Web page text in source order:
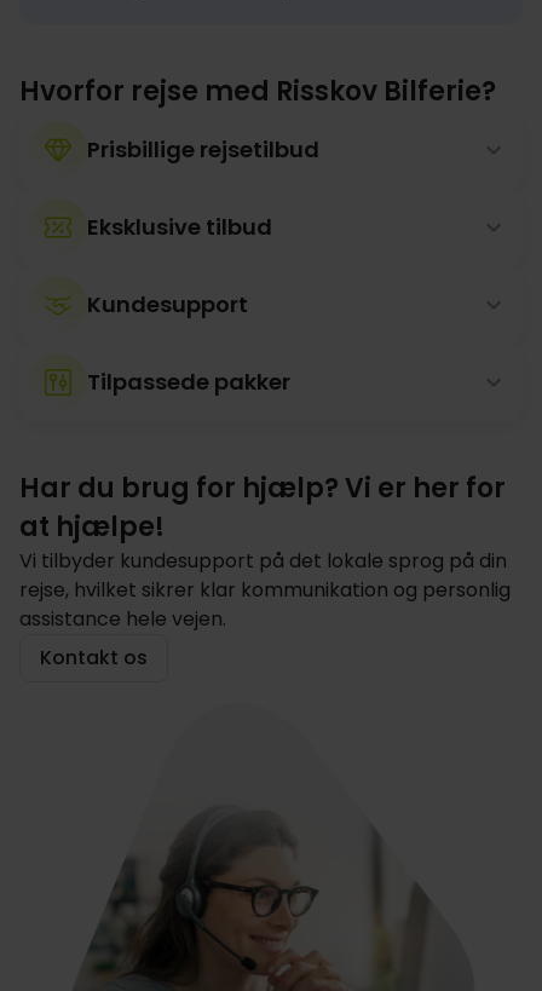
Hvorfor rejse med Risskov Bilferie?
Prisbillige rejsetilbud
Eksklusive tilbud
Kundesupport
Tilpassede pakker
Har du brug for hjælp? Vi er her for
at hjælpe!
Vi tilbyder kundesupport på det lokale sprog på din
rejse, hvilket sikrer klar kommunikation og personlig
assistance hele vejen.
Kontakt os